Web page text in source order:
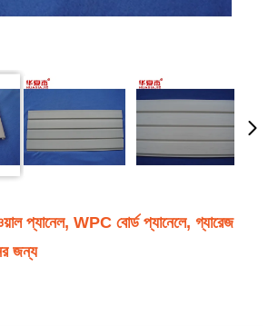
প্যানেল, WPC বোর্ড প্যানেলে, গ্যারেজ
জন্য